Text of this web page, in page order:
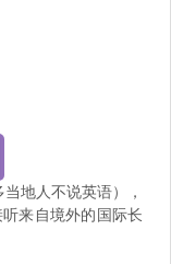
地人不说英语），
来自境外的国际长